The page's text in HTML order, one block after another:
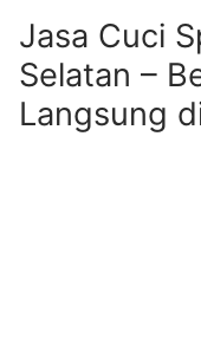
Jasa Cuci
Selatan –
Langsung